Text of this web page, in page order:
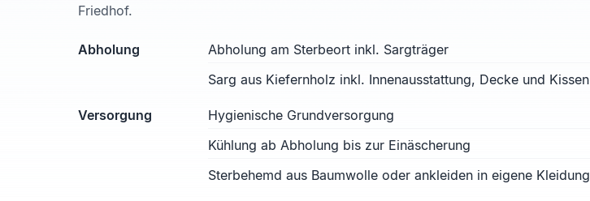
Friedhof.
Abholung
Abholung am Sterbeort inkl. Sargträger
Sarg aus Kiefernholz inkl. Innenausstattung, Decke und Kissen
Versorgung
Hygienische Grundversorgung
Kühlung ab Abholung bis zur Einäscherung
Sterbehemd aus Baumwolle oder ankleiden in eigene Kleidung